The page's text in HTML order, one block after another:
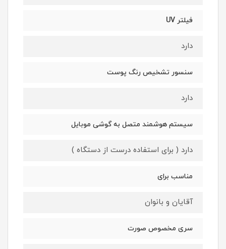
فیلتر UV
دارد
سنسور تشخیص رنگ پوست
دارد
سیستم هوشمند متصل به گوشی موبایل
دارد ( برای استفاده درست از دستگاه )
مناسب برای
آقایان و بانوان
سری مخصوص صورت